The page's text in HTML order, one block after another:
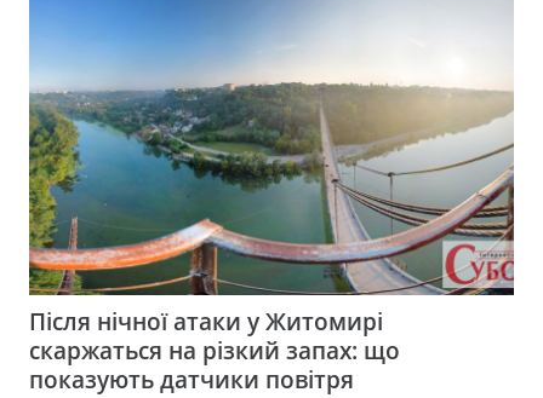
Після нічної атаки у Житомирі
скаржаться на різкий запах: що
показують датчики повітря